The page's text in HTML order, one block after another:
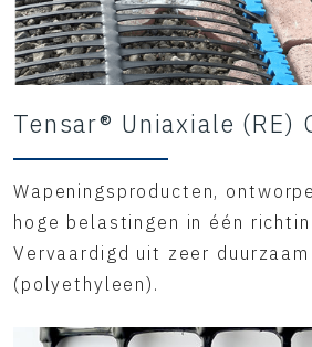
Tensar® Uniaxiale (RE)
Wapeningsproducten,
hoge belastingen in één
Vervaardigd uit zeer duurzaam
(polyethyleen).